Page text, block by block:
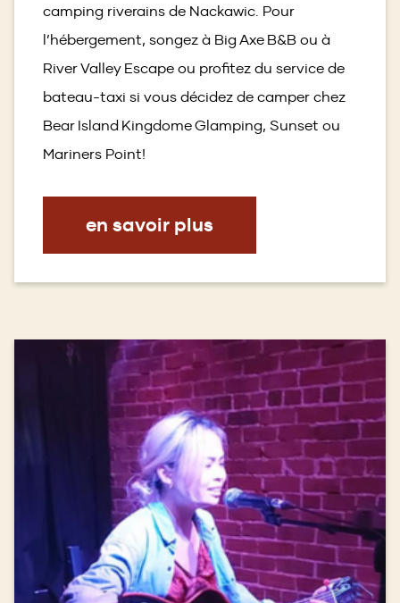
camping riverains de Nackawic. Pour
l’hébergement, songez à Big Axe B&B ou à
River Valley Escape ou profitez du service de
bateau-taxi si vous décidez de camper chez
Bear Island Kingdome Glamping, Sunset ou
Mariners Point!
en savoir plus